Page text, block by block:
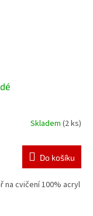
Skladem (2 ks)
Do košíku
na cvičení 100% acryl